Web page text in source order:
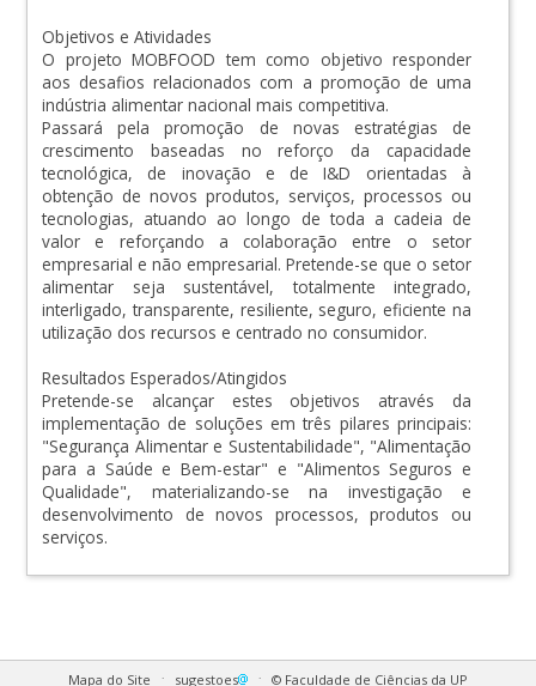
Objetivos e Atividades
O projeto MOBFOOD tem como objetivo responder
aos desafios relacionados com a promoção de uma
indústria alimentar nacional mais competitiva.
Passará pela promoção de novas estratégias de
crescimento baseadas no reforço da capacidade
tecnológica, de inovação e de I&D orientadas à
obtenção de novos produtos, serviços, processos ou
tecnologias, atuando ao longo de toda a cadeia de
valor e reforçando a colaboração entre o setor
empresarial e não empresarial. Pretende-se que o setor
alimentar seja sustentável, totalmente integrado,
interligado, transparente, resiliente, seguro, eficiente na
utilização dos recursos e centrado no consumidor.
Resultados Esperados/Atingidos
Pretende-se alcançar estes objetivos através da
implementação de soluções em três pilares principais:
"Segurança Alimentar e Sustentabilidade", "Alimentação
para a Saúde e Bem-estar" e "Alimentos Seguros e
Qualidade", materializando-se na investigação e
desenvolvimento de novos processos, produtos ou
serviços.
Mapa do Site . sugestoes . © Faculdade de Ciências da UP